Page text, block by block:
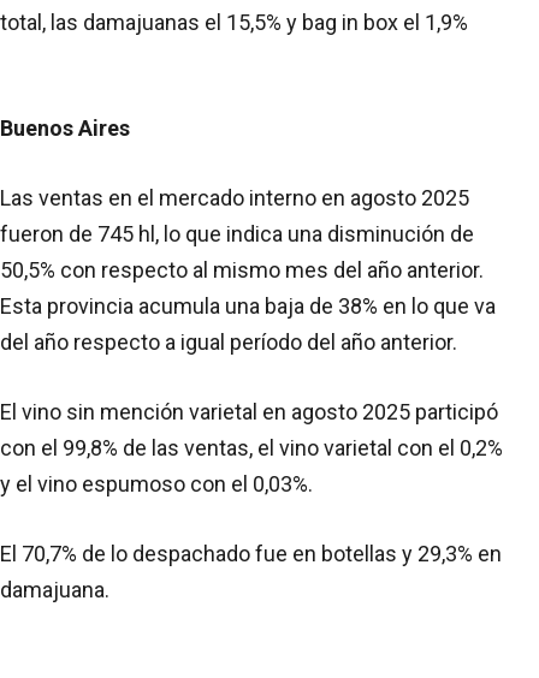
total, las damajuanas el 15,5% y bag in box el 1,9%
Buenos Aires
Las ventas en el mercado interno en agosto 2025
fueron de 745 hl, lo que indica una disminución de
50,5% con respecto al mismo mes del año anterior.
Esta provincia acumula una baja de 38% en lo que va
del año respecto a igual período del año anterior.
El vino sin mención varietal en agosto 2025 participó
con el 99,8% de las ventas, el vino varietal con el 0,2%
y el vino espumoso con el 0,03%.
El 70,7% de lo despachado fue en botellas y 29,3% en
damajuana.